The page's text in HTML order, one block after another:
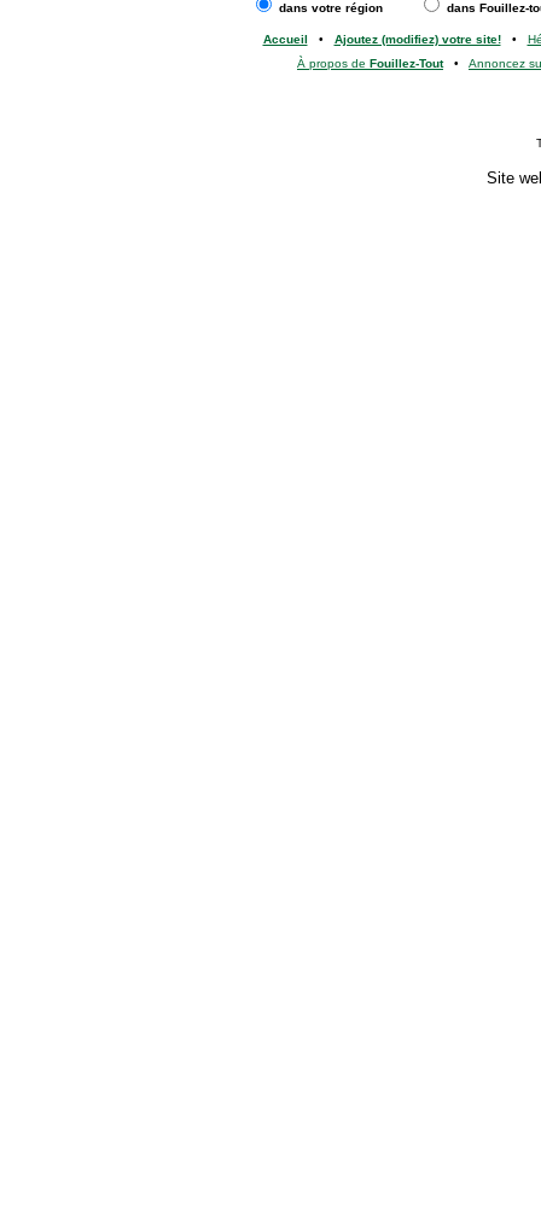
dans votre région dans Fouillez-
Accueil • Ajoutez (modifiez) votre site!•
À propos de Fouillez-Tout• Annoncez
Site